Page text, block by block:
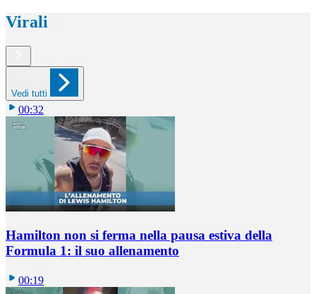
Virali
Vedi tutti
00:32
Hamilton non si ferma nella pausa estiva della
Formula 1: il suo allenamento
00:19